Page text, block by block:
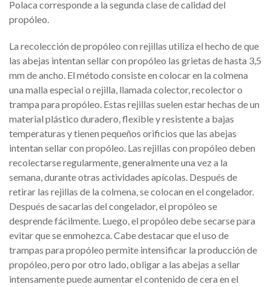
Polaca corresponde a la segunda clase de calidad del
propóleo.
La recolección de propóleo con rejillas utiliza el hecho de que
las abejas intentan sellar con propóleo las grietas de hasta 3,5
mm de ancho. El método consiste en colocar en la colmena
una malla especial o rejilla, llamada colector, recolector o
trampa para propóleo. Estas rejillas suelen estar hechas de un
material plástico duradero, flexible y resistente a bajas
temperaturas y tienen pequeños orificios que las abejas
intentan sellar con propóleo. Las rejillas con propóleo deben
recolectarse regularmente, generalmente una vez a la
semana, durante otras actividades apícolas. Después de
retirar las rejillas de la colmena, se colocan en el congelador.
Después de sacarlas del congelador, el propóleo se
desprende fácilmente. Luego, el propóleo debe secarse para
evitar que se enmohezca. Cabe destacar que el uso de
trampas para propóleo permite intensificar la producción de
propóleo, pero por otro lado, obligar a las abejas a sellar
intensamente puede aumentar el contenido de cera en el